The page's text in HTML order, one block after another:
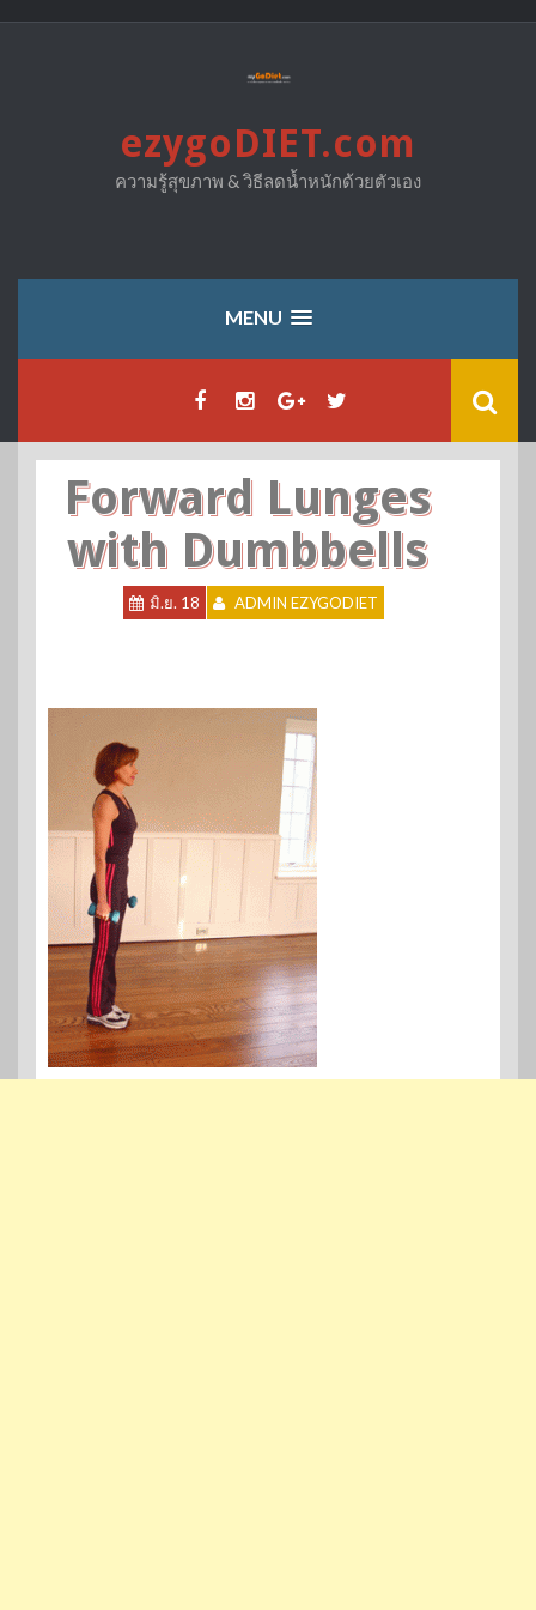
ezygoDIET.com
ความรู้สุขภาพ & วิธีลดน้ำหนักด้วยตัวเอง
MENU
Forward Lunges
with Dumbbells
มิ.ย. 18 ADMIN EZYGODIET